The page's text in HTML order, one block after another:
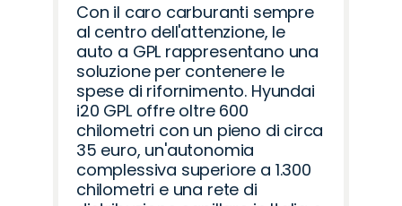
Con il caro carburanti sempre
al centro dell'attenzione, le
auto a GPL rappresentano una
soluzione per contenere le
spese di rifornimento. Hyundai
i20 GPL offre oltre 600
chilometri con un pieno di circa
35 euro, un'autonomia
complessiva superiore a 1.300
chilometri e una rete di